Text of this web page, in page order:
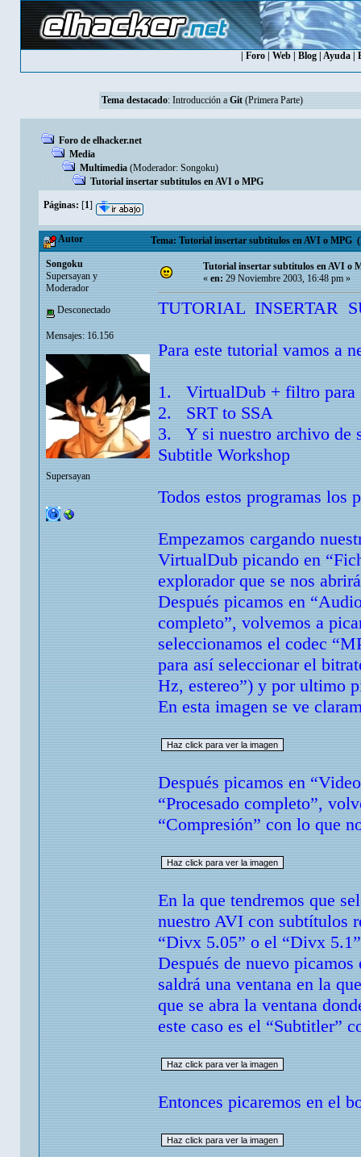
Foro| Web| Blog| Ayuda|
Tema destacado: Introducción a Git (Primera Parte)
Foro de elhacker.net
Media
Multimedia (Moderador: Songoku)
Tutorial insertar subtitulos en AVI o MPG
Páginas: [1]
Autor Tema: Tutorial insertar subtitulos en AVI o MPG
Songoku
Supersayan y
Moderador
Desconectado
Mensajes: 16.156
Supersayan
Tutorial insertar subtitulos en AVI o
«en:29 Noviembre 2003, 16:48 pm »
TUTORIAL INSERTAR
Para este tutorial vamos a
1. VirtualDub + filtro para
2. SRT to SSA
3. Y si nuestro archivo de
Subtitle Workshop
Todos estos programas los
Empezamos cargando
VirtualDub picando en
explorador que se nos
Después picamos en
completo”, volvemos a
seleccionamos el codec
para así seleccionar el
Hz, estereo”) y por ultimo
En esta imagen se ve
Después picamos en
“Procesado completo”,
“Compresión” con lo que
En la que tendremos que
nuestro AVI con subtítulos
“Divx 5.05” o el “Divx
Después de nuevo
saldrá una ventana en la
que se abra la ventana
este caso es el “Subtitler”
Entonces picaremos en el